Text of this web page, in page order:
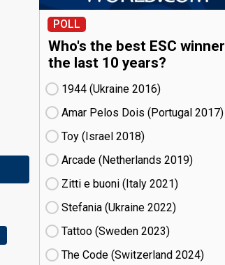
POLL
Who's the best ESC winner
the last 10 years?
1944 (Ukraine
16)
Amar Pelos Dois (Portugal
17)
Toy (Israel
18)
Arcade (Netherlands
19)
Zitti e buoni​ (Italy
21)
Stefania (Ukraine
22)
Tattoo (Sweden
23)
The Code (Switzerland
24)